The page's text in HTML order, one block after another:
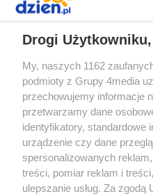
Redakcja Reklama
Drogi Użytkowniku,
My, naszych 1162
podmioty z Grupy 4media
przechowujemy informacje
przetwarzamy dane
identyfikatory, standardowe
urządzenie czy dane
spersonalizowanych
treści, pomiar reklam i
ulepszanie usług. Za